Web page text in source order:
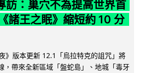
訪：巢穴不為提高世界首
諸王之眠》縮短約 10 分
》版本更新 12.1「烏拉特克的詛咒」將
，帶來全新區域「盤蛇島」、地城「毒牙